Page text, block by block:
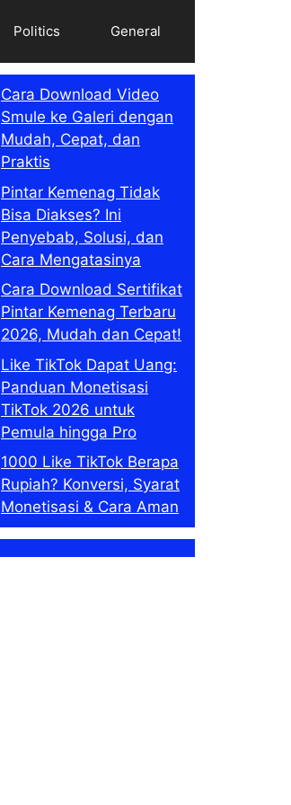
Politics General
Cara Download Video
Smule ke Galeri dengan
Mudah, Cepat, dan
Praktis
Pintar Kemenag Tidak
Bisa Diakses? Ini
Penyebab, Solusi, dan
Cara Mengatasinya
Cara Download Sertifikat
Pintar Kemenag Terbaru
2026, Mudah dan Cepat!
Like TikTok Dapat Uang:
Panduan Monetisasi
TikTok 2026 untuk
Pemula hingga Pro
1000 Like TikTok Berapa
Rupiah? Konversi, Syarat
Monetisasi & Cara Aman